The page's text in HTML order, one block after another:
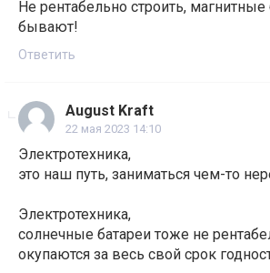
Не рентабельно строить,
бывают!
Ответить
August Kraft
22 мая 2023 14:10
Электротехника,
это наш путь, заниматься чем-то
Электротехника,
солнечные батареи тоже не
окупаются за весь свой срок